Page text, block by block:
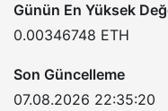
Günün En Yüksek
0.00346748 ETH
Son Güncelleme
07.08.2026 22:35:20